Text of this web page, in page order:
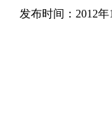
发布时间：2012年